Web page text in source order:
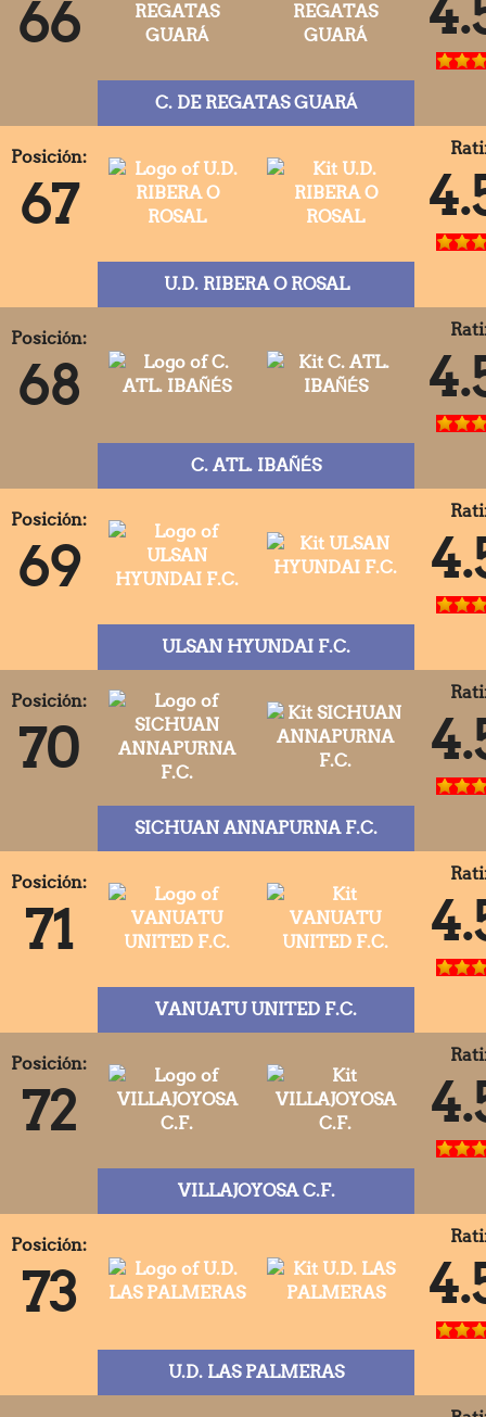
66
C. DE REGATAS GUARÁ
Posición:
67
U.D. RIBERA O ROSAL
Posición:
68
C. ATL. IBAÑÉS
Posición:
69
ULSAN HYUNDAI F.C.
Posición:
70
SICHUAN ANNAPURNA F.C.
Posición:
71
VANUATU UNITED F.C.
Posición:
72
VILLAJOYOSA C.F.
Posición:
73
U.D. LAS PALMERAS